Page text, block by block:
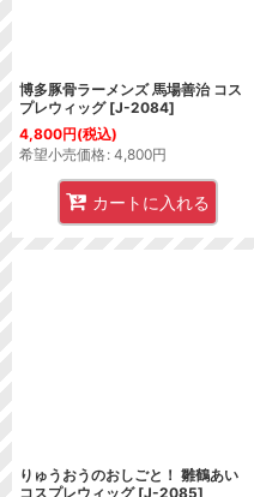
博多豚骨ラーメンズ 馬場善治 コス
プレウィッグ [J-2084]
4,800円(税込)
希望小売価格: 4,800円
カートに入れる
りゅうおうのおしごと！ 雛鶴あい
コスプレウィッグ [J-2085]